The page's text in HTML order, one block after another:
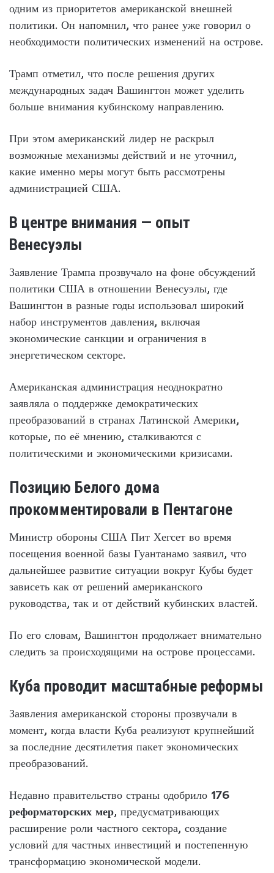
одним из приоритетов американской внешней
политики. Он напомнил, что ранее уже говорил о
необходимости политических изменений на острове.
Трамп отметил, что после решения других
международных задач Вашингтон может уделить
больше внимания кубинскому направлению.
При этом американский лидер не раскрыл
возможные механизмы действий и не уточнил,
какие именно меры могут быть рассмотрены
администрацией США.
В центре внимания — опыт
Венесуэлы
Заявление Трампа прозвучало на фоне обсуждений
политики США в отношении Венесуэлы, где
Вашингтон в разные годы использовал широкий
набор инструментов давления, включая
экономические санкции и ограничения в
энергетическом секторе.
Американская администрация неоднократно
заявляла о поддержке демократических
преобразований в странах Латинской Америки,
которые, по её мнению, сталкиваются с
политическими и экономическими кризисами.
Позицию Белого дома
прокомментировали в Пентагоне
Министр обороны США Пит Хегсет во время
посещения военной базы Гуантанамо заявил, что
дальнейшее развитие ситуации вокруг Кубы будет
зависеть как от решений американского
руководства, так и от действий кубинских властей.
По его словам, Вашингтон продолжает внимательно
следить за происходящими на острове процессами.
Куба проводит масштабные реформы
Заявления американской стороны прозвучали в
момент, когда власти Куба реализуют крупнейший
за последние десятилетия пакет экономических
преобразований.
Недавно правительство страны одобрило 176
реформаторских мер, предусматривающих
расширение роли частного сектора, создание
условий для частных инвестиций и постепенную
трансформацию экономической модели.